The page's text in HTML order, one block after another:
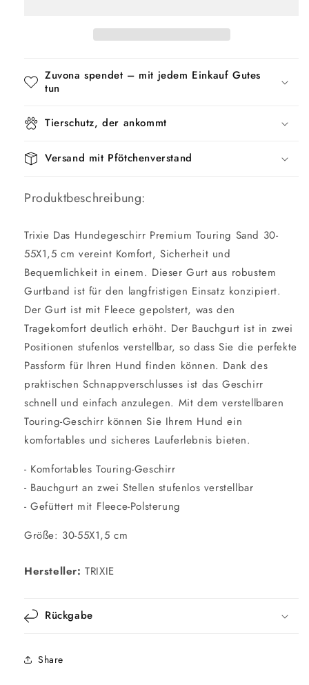
Zuvona spendet – mit jedem Einkauf Gutes
tun
Tierschutz, der ankommt
Versand mit Pfötchenverstand
Produktbeschreibung:
Trixie Das Hundegeschirr Premium Touring Sand 30-
55X1,5 cm vereint Komfort, Sicherheit und
Bequemlichkeit in einem. Dieser Gurt aus robustem
Gurtband ist für den langfristigen Einsatz konzipiert.
Der Gurt ist mit Fleece gepolstert, was den
Tragekomfort deutlich erhöht. Der Bauchgurt ist in zwei
Positionen stufenlos verstellbar, so dass Sie die perfekte
Passform für Ihren Hund finden können. Dank des
praktischen Schnappverschlusses ist das Geschirr
schnell und einfach anzulegen. Mit dem verstellbaren
Touring-Geschirr können Sie Ihrem Hund ein
komfortables und sicheres Lauferlebnis bieten.
- Komfortables Touring-Geschirr
- Bauchgurt an zwei Stellen stufenlos verstellbar
- Gefüttert mit Fleece-Polsterung
Größe: 30-55X1,5 cm
Hersteller:TRIXIE
Rückgabe
Share